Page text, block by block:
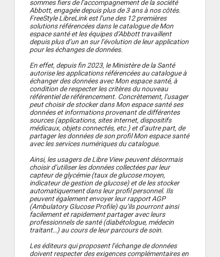
sommes fiers de l’accompagnement de la société
Abbott, engagée depuis plus de 3 ans à nos côtés.
FreeStyle LibreLink est l’une des 12 premières
solutions référencées dans le catalogue de Mon
espace santé et les équipes d’Abbott travaillent
depuis plus d’un an sur l’évolution de leur application
pour les échanges de données.
En effet, depuis fin 2023, le Ministère de la Santé
autorise les applications référencées au catalogue à
échanger des données avec Mon espace santé, à
condition de respecter les critères du nouveau
référentiel de référencement. Concrètement, l’usager
peut choisir de stocker dans Mon espace santé ses
données et informations provenant de différentes
sources (applications, sites internet, dispositifs
médicaux, objets connectés, etc.) et d’autre part, de
partager les données de son profil Mon espace santé
avec les services numériques du catalogue.
Ainsi, les usagers de Libre View peuvent désormais
choisir d’utiliser les données collectées par leur
capteur de glycémie (taux de glucose moyen,
indicateur de gestion de glucose) et de les stocker
automatiquement dans leur profil personnel. Ils
peuvent également envoyer leur rapport AGP
(Ambulatory Glucose Profile) qu’ils pourront ainsi
facilement et rapidement partager avec leurs
professionnels de santé (diabétologue, médecin
traitant…) au cours de leur parcours de soin.
Les éditeurs qui proposent l’échange de données
doivent respecter des exigences complémentaires en